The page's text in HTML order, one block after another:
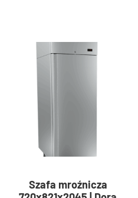
Szafa mroźnicza